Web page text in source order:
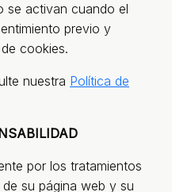
se activan cuando el
previo y
cookies.
nuestra Política de
por los tratamientos
su página web y su